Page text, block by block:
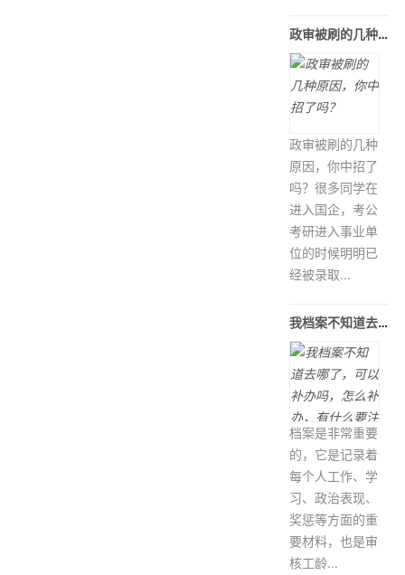
政审被刷的几种原因，你中招了吗？
政审被刷的几种
原因，你中招了
吗？很多同学在
进入国企，考公
考研进入事业单
位的时候明明已
经被录取...
我档案不知道去哪了，可以补办吗，怎么
档案是非常重要
的，它是记录着
每个人工作、学
习、政治表现、
奖惩等方面的重
要材料，也是审
核工龄...